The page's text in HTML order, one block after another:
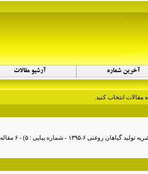
انتخاب کنید.
تولید گیاهان روغنی ۶-۱۳۹۵ - شماره پیاپی : ۵ ) - ۶ مقاله